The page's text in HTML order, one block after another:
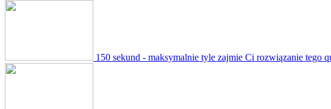
150 sekund - maksymalnie tyle zajmie Ci rozwiązanie tego